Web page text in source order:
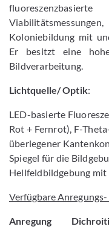
Koloniebildung mit
Er besitzt eine
Bildverarbeitung.
Lichtquelle/ Optik:
LED-basierte
Rot + Fernrot), F-
überlegener
Spiegel für die
Hellfeldbildgebung
Verfügbare
Anregung